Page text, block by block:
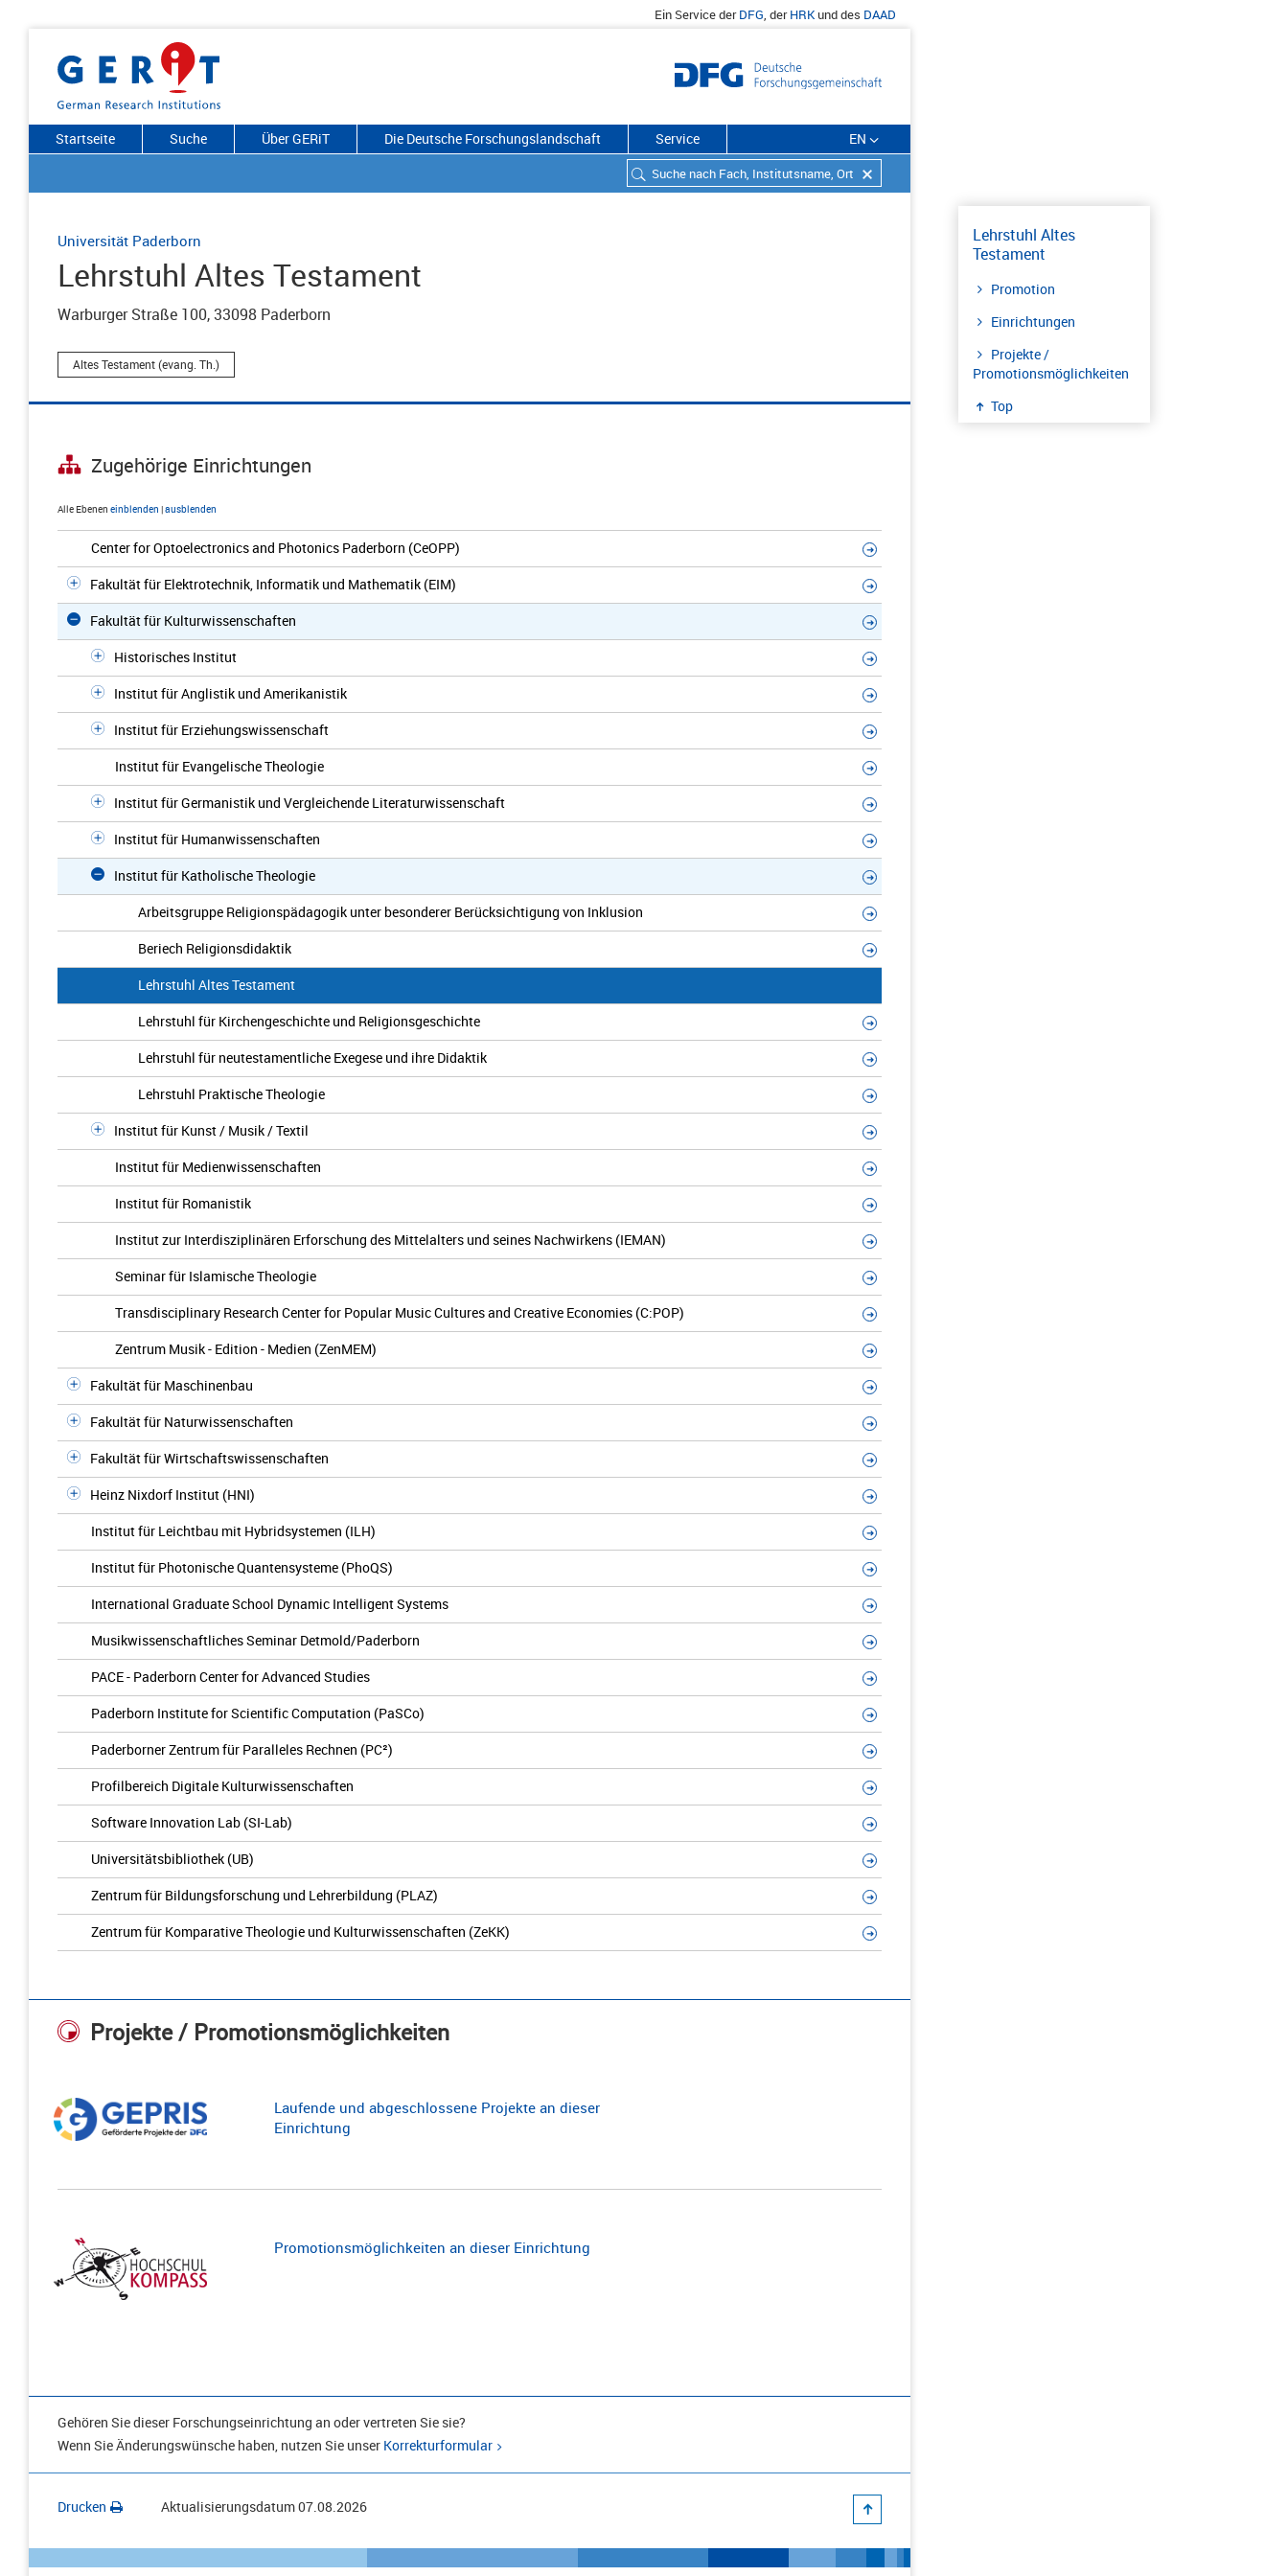
Ein Service derDFG, derHRKund des DAAD
Startseite Suche Über GERiT Die Deutsche Forschungslandschaft Service EN
Lehrstuhl Altes
Testament
Promotion
Einrichtungen
Projekte /
Promotionsmöglichkeiten
Top
Universität Paderborn
Lehrstuhl Altes Testament
Warburger Straße 100, 33098 Paderborn
Altes Testament (evang. Th.)
Zugehörige Einrichtungen
Alle Ebenen einblenden |ausblenden
Center for Optoelectronics and Photonics Paderborn (CeOPP)
Fakultät für Elektrotechnik, Informatik und Mathematik (EIM)
Fakultät für Kulturwissenschaften
Historisches Institut
Institut für Anglistik und Amerikanistik
Institut für Erziehungswissenschaft
Institut für Evangelische Theologie
Institut für Germanistik und Vergleichende Literaturwissenschaft
Institut für Humanwissenschaften
Institut für Katholische Theologie
Arbeitsgruppe Religionspädagogik unter besonderer Berücksichtigung von Inklusion
Beriech Religionsdidaktik
Lehrstuhl Altes Testament
Lehrstuhl für Kirchengeschichte und Religionsgeschichte
Lehrstuhl für neutestamentliche Exegese und ihre Didaktik
Lehrstuhl Praktische Theologie
Institut für Kunst / Musik / Textil
Institut für Medienwissenschaften
Institut für Romanistik
Institut zur Interdisziplinären Erforschung des Mittelalters und seines Nachwirkens (IEMAN)
Seminar für Islamische Theologie
Transdisciplinary Research Center for Popular Music Cultures and Creative Economies (C:POP)
Zentrum Musik - Edition - Medien (ZenMEM)
Fakultät für Maschinenbau
Fakultät für Naturwissenschaften
Fakultät für Wirtschaftswissenschaften
Heinz Nixdorf Institut (HNI)
Institut für Leichtbau mit Hybridsystemen (ILH)
Institut für Photonische Quantensysteme (PhoQS)
International Graduate School Dynamic Intelligent Systems
Musikwissenschaftliches Seminar Detmold/Paderborn
PACE - Paderborn Center for Advanced Studies
Paderborn Institute for Scientific Computation (PaSCo)
Paderborner Zentrum für Paralleles Rechnen (PC²)
Profilbereich Digitale Kulturwissenschaften
Software Innovation Lab (SI-Lab)
Universitätsbibliothek (UB)
Zentrum für Bildungsforschung und Lehrerbildung (PLAZ)
Zentrum für Komparative Theologie und Kulturwissenschaften (ZeKK)
Projekte / Promotionsmöglichkeiten
Laufende und abgeschlossene Projekte an dieser
Einrichtung
Promotionsmöglichkeiten an dieser Einrichtung
Gehören Sie dieser Forschungseinrichtung an oder vertreten Sie sie?
Wenn Sie Änderungswünsche haben, nutzen Sie unser Korrekturformular
Drucken Aktualisierungsdatum07.08.2026